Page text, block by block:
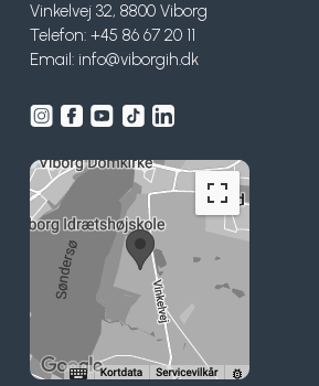
Vinkelvej 32, 8800 Viborg
Telefon: +45 86 67 20 11
Email: info@viborgih.dk